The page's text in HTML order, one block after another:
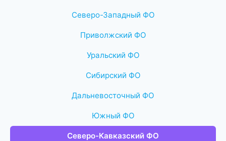
Северо-Западный ФО
Приволжский ФО
Уральский ФО
Сибирский ФО
Дальневосточный ФО
Южный ФО
Северо-Кавказский ФО